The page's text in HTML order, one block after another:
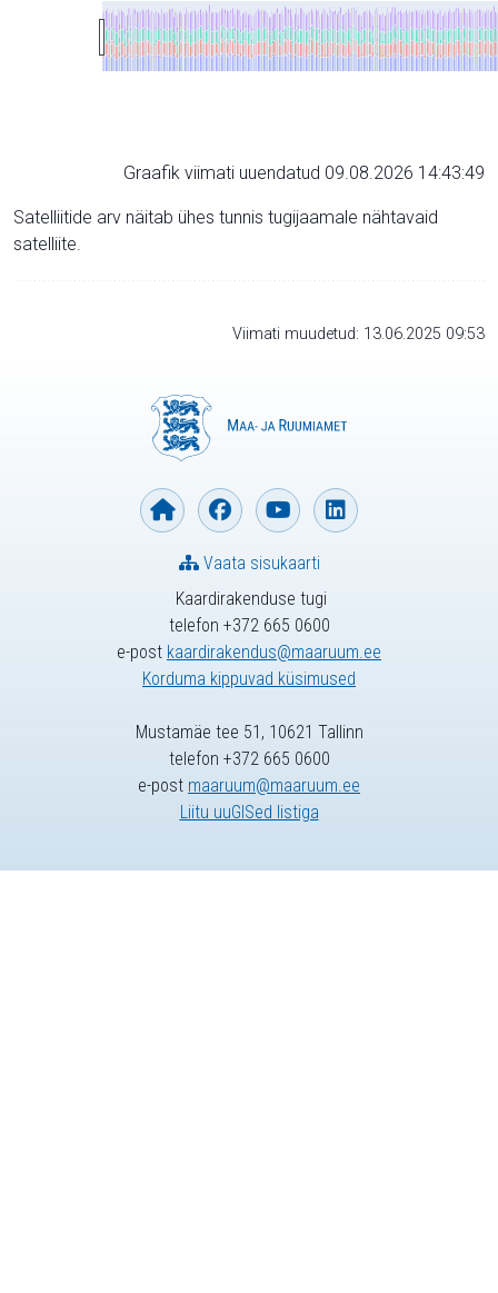
Graafik viimati uuendatud 09.08.2026 14:43:49
Satelliitide arv näitab ühes tunnis tugijaamale nähtavaid
satelliite.
Viimati muudetud: 13.06.2025 09:53
Kaardirakenduse tugi
telefon +372 665 0600
e-post kaardirakendus@maaruum.ee
Korduma kippuvad küsimused
Vaata sisukaarti
Mustamäe tee 51, 10621 Tallinn
telefon +372 665 0600
e-post maaruum@maaruum.ee
Liitu uuGISed listiga